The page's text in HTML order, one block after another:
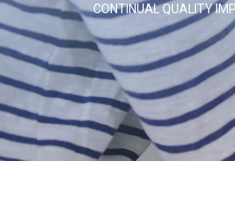
CONTINUAL QUALITY